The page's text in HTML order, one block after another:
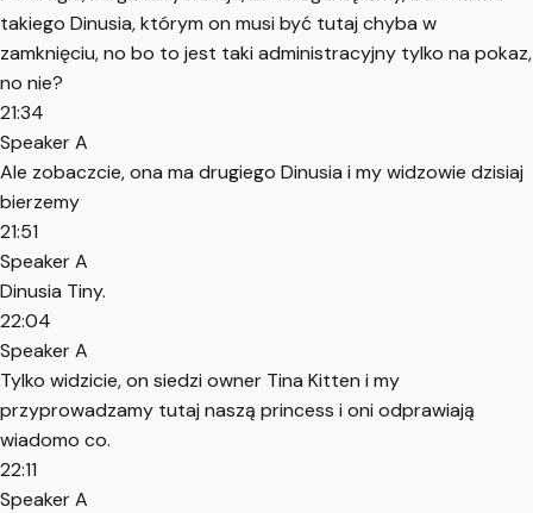
takiego Dinusia, którym on musi być tutaj chyba w
zamknięciu, no bo to jest taki administracyjny tylko na pokaz,
no nie?
21:34
Speaker A
Ale zobaczcie, ona ma drugiego Dinusia i my widzowie dzisiaj
bierzemy
21:51
Speaker A
Dinusia Tiny.
22:04
Speaker A
Tylko widzicie, on siedzi owner Tina Kitten i my
przyprowadzamy tutaj naszą princess i oni odprawiają
wiadomo co.
22:11
Speaker A